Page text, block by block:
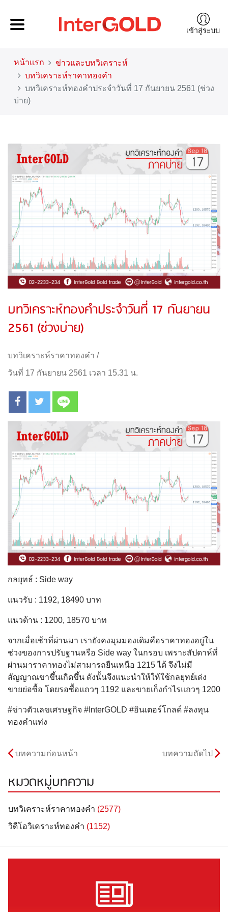
เข้าสู่ระบบ
หน้าแรก
ข่าวและบทวิเคราะห์
บทวิเคราะห์ราคาทองคำ
บทวิเคราะห์ทองคำประจำวันที่ 17 กันยายน 2561 (ช่วง
บ่าย)
บทวิเคราะห์ทองคำประจำวันที่ 17 กันยายน
2561 (ช่วงบ่าย)
บทวิเคราะห์ราคาทองคำ /
วันที่ 17 กันยายน 2561 เวลา 15.31 น.
กลยุทธ์ : Side way
แนวรับ : 1192, 18490 บาท
แนวต้าน : 1200, 18570 บาท
จากเมื่อเช้าที่ผ่านมา เรายังคงมุมมองเดิมคือราคาทองอยู่ใน
ช่วงของการปรับฐานหรือ Side way ในกรอบ เพราะสัปดาห์ที่
ผ่านมาราคาทองไม่สามารถยืนเหนือ 1215 ได้ จึงไม่มี
สัญญาณขาขึ้นเกิดขึ้น ดังนั้นจึงแนะนำให้ให้ใช้กลยุทย์เด่ง
ขายย่อซื้อ โดยรอซื้อแถวๆ 1192 และขายเก็งกำไรแถวๆ 1200
#ข่าวตัวเลขเศรษฐกิจ #InterGOLD #อินเตอร์โกลด์ #ลงทุน
ทองคำแท่ง
บทความก่อนหน้า บทความถัดไป
หมวดหมู่บทความ
บทวิเคราะห์ราคาทองคำ (2577)
วิดีโอวิเคราะห์ทองคำ (1152)